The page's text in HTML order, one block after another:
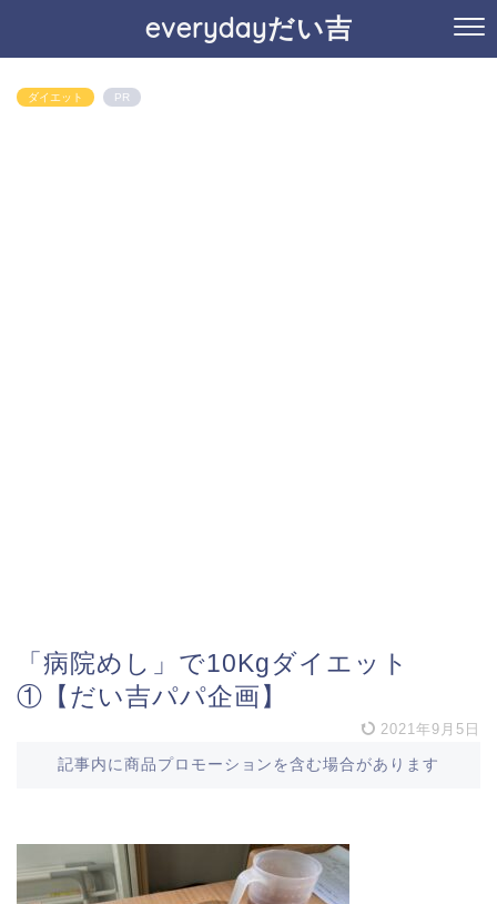
everydayだい吉
ダイエット PR
「病院めし」で10Kgダイエット
①【だい吉パパ企画】
2021年9月5日
記事内に商品プロモーションを含む場合があります